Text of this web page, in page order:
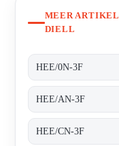
MEER
DIELL
HEE/0N-3F
HEE/AN-3F
HEE/CN-3F